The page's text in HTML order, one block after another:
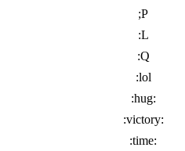
;P
:L
:Q
:lol
:hug:
:victory:
:time: